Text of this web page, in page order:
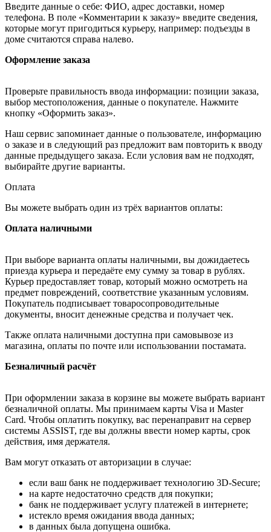
Введите данные о себе: ФИО, адрес доставки, номер
телефона. В поле «Комментарии к заказу» введите сведения,
которые могут пригодиться курьеру, например: подъезды в
доме считаются справа налево.
Оформление заказа
Проверьте правильность ввода информации: позиции заказа,
выбор местоположения, данные о покупателе. Нажмите
кнопку «Оформить заказ».
Наш сервис запоминает данные о пользователе, информацию
о заказе и в следующий раз предложит вам повторить к вводу
данные предыдущего заказа. Если условия вам не подходят,
выбирайте другие варианты.
Оплата
Вы можете выбрать один из трёх вариантов оплаты:
Оплата наличными
При выборе варианта оплаты наличными, вы дожидаетесь
приезда курьера и передаёте ему сумму за товар в рублях.
Курьер предоставляет товар, который можно осмотреть на
предмет повреждений, соответствие указанным условиям.
Покупатель подписывает товаросопроводительные
документы, вносит денежные средства и получает чек.
Также оплата наличными доступна при самовывозе из
магазина, оплаты по почте или использовании постамата.
Безналичный расчёт
При оформлении заказа в корзине вы можете выбрать вариант
безналичной оплаты. Мы принимаем карты Visa и Master
Card. Чтобы оплатить покупку, вас перенаправит на сервер
системы ASSIST, где вы должны ввести номер карты, срок
действия, имя держателя.
Вам могут отказать от авторизации в случае:
если ваш банк не поддерживает технологию 3D-Secure;
на карте недостаточно средств для покупки;
банк не поддерживает услугу платежей в интернете;
истекло время ожидания ввода данных;
в данных была допущена ошибка.